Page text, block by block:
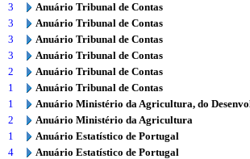
3
Anuário Tribunal de Contas
3
Anuário Tribunal de Contas
3
Anuário Tribunal de Contas
3
Anuário Tribunal de Contas
2
Anuário Tribunal de Contas
1
Anuário Tribunal de Contas
1
Anuário Ministério da Agricultura, do
2
Anuário Ministério da Agricultura
1
Anuário Estatístico de Portugal
4
Anuário Estatístico de Portugal